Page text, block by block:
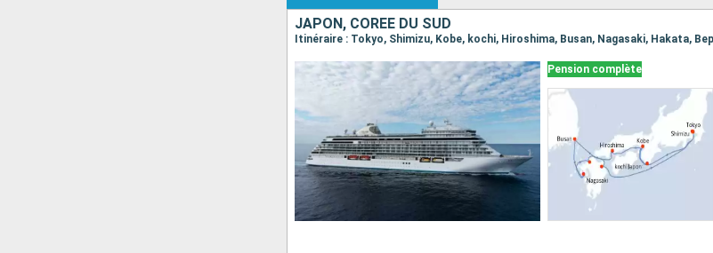
JAPON, CORÉE DU SUD
Itinéraire : Tokyo, Shimizu, Kobe, kochi, Hiroshima, Busan, Nagasaki, Hakata,
Pension complète